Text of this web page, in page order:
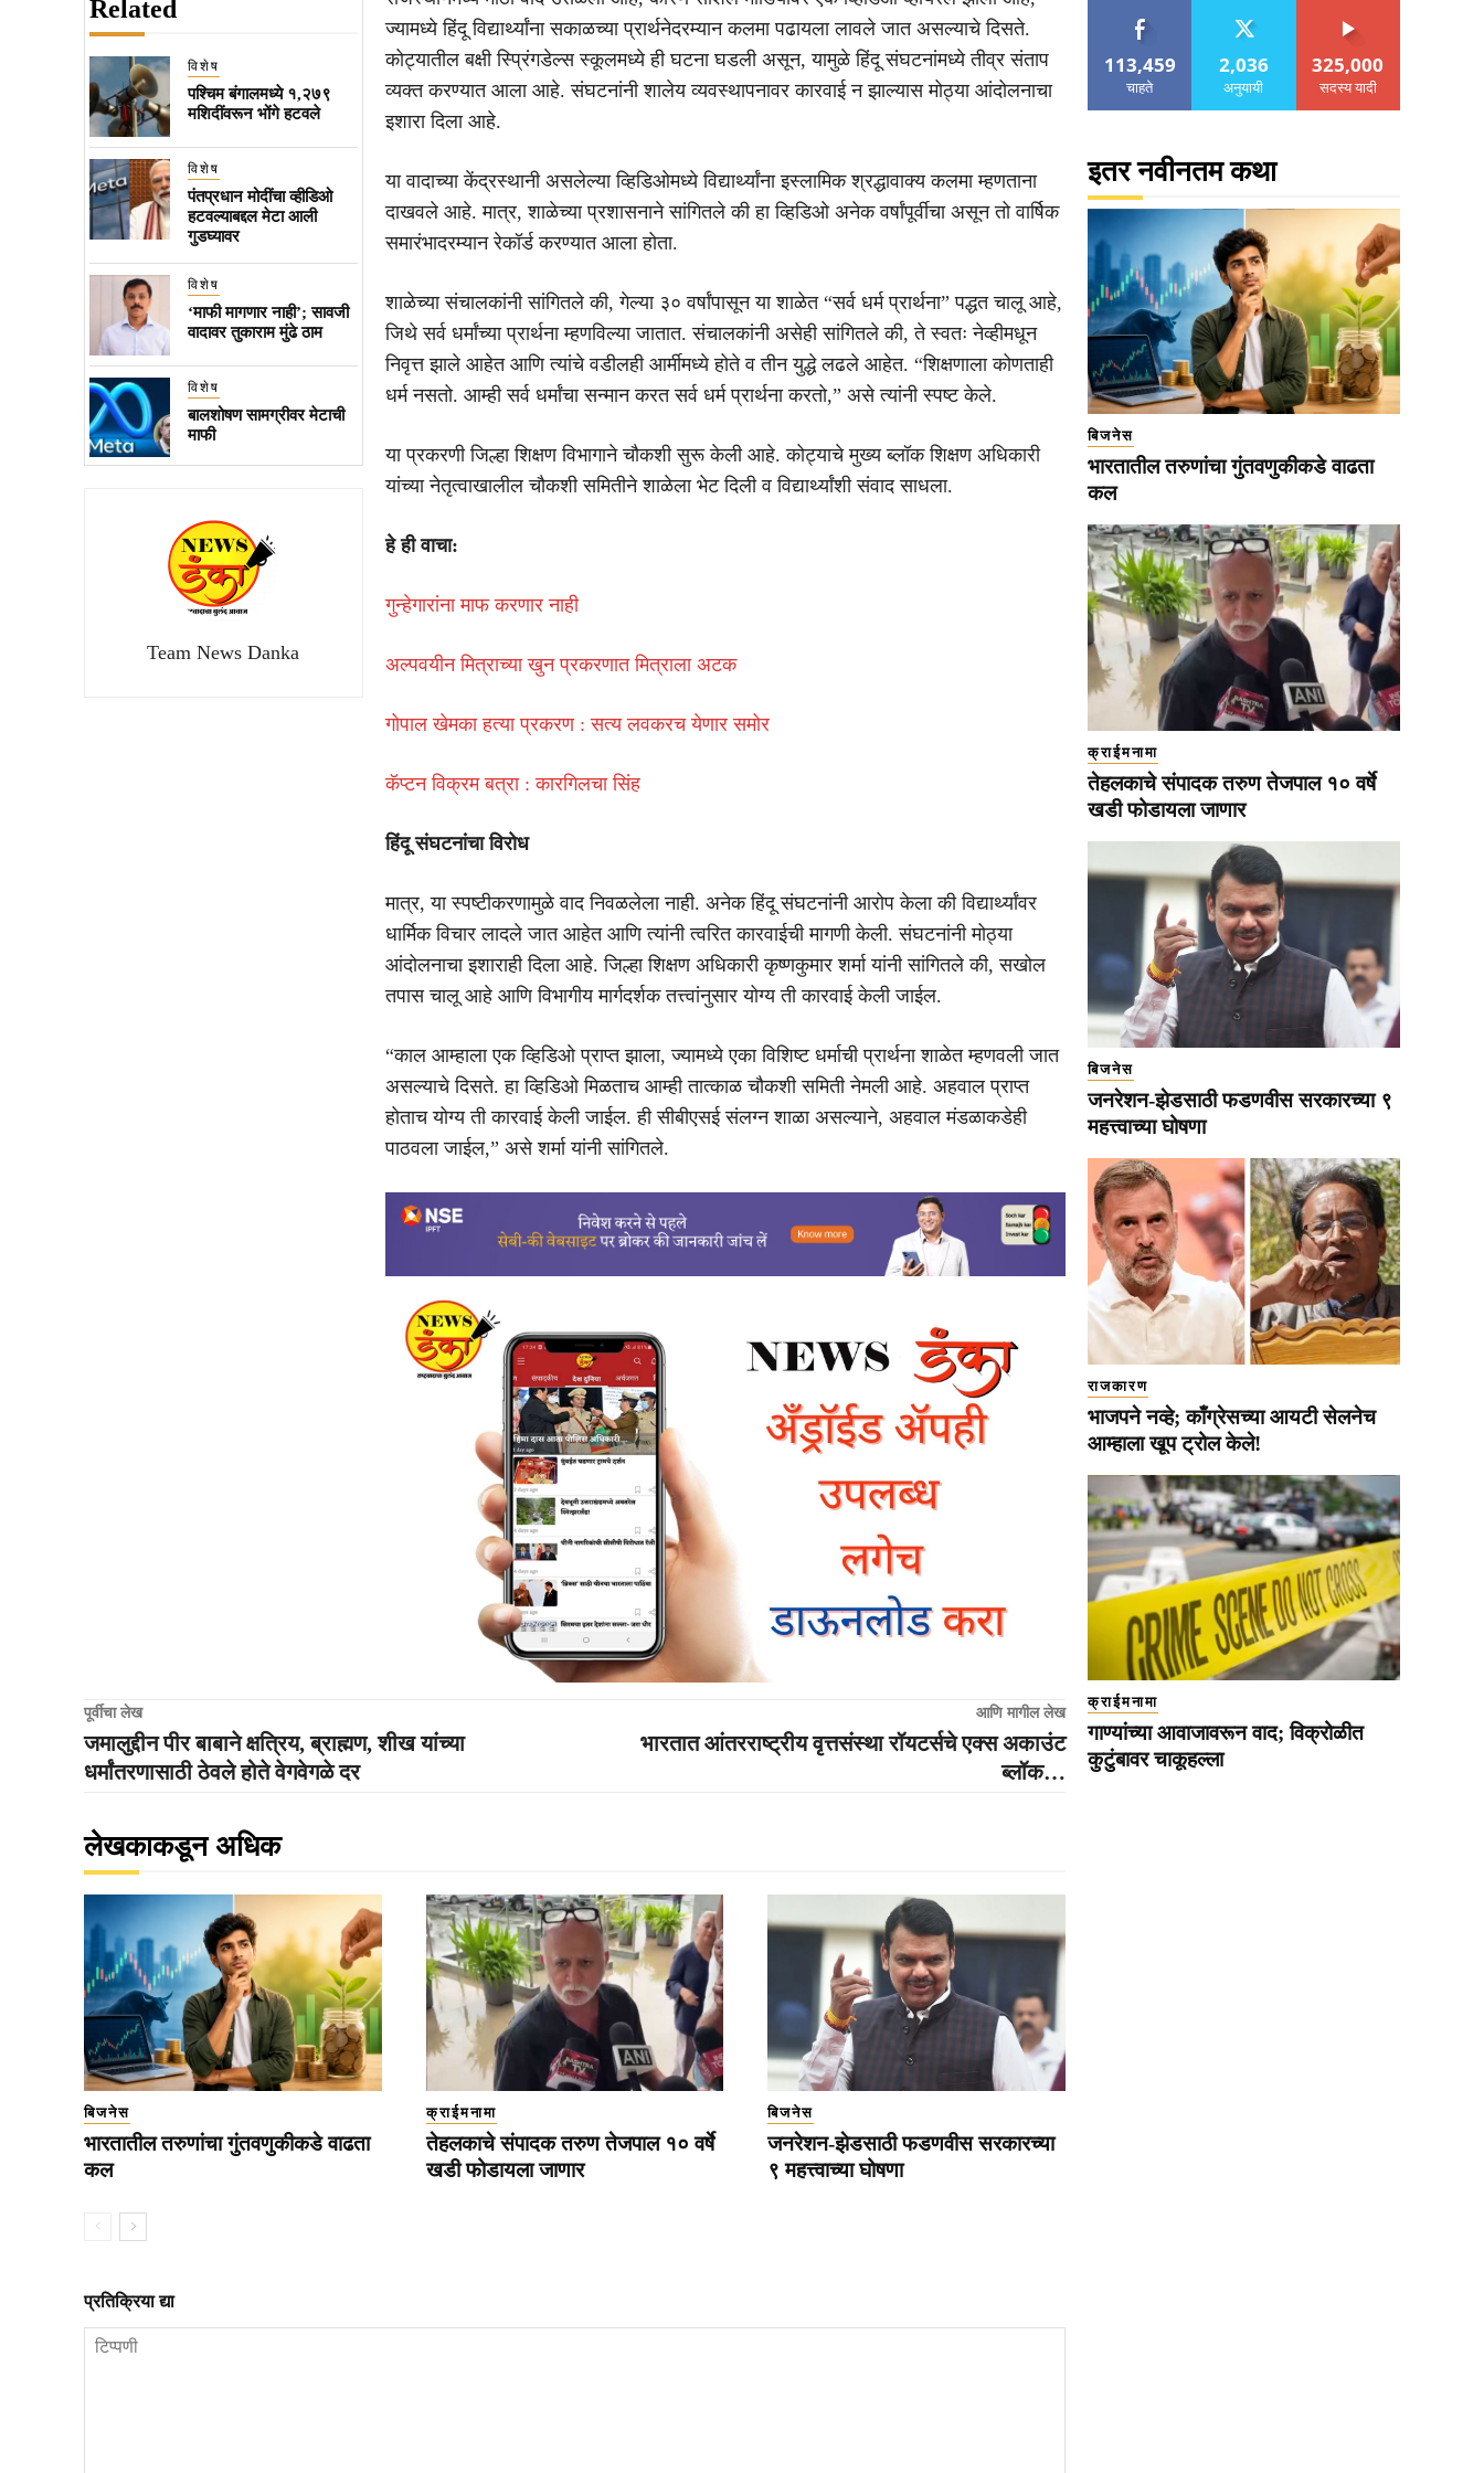
Related
विशेष
पश्चिम बंगालमध्ये १,२७९
मशिदींवरून भोंगे हटवले
विशेष
पंतप्रधान मोदींचा व्हीडिओ
हटवल्याबद्दल मेटा आली
गुडघ्यावर
विशेष
‘माफी मागणार नाही’; सावजी
वादावर तुकाराम मुंढे ठाम
विशेष
बालशोषण सामग्रीवर मेटाची
माफी
Team News Danka
ज्यामध्ये हिंदू विद्यार्थ्यांना सकाळच्या प्रार्थनेदरम्यान कलमा पढायला लावले जात असल्याचे दिसते.
कोट्यातील बक्षी स्प्रिंगडेल्स स्कूलमध्ये ही घटना घडली असून, यामुळे हिंदू संघटनांमध्ये तीव्र संताप
व्यक्त करण्यात आला आहे. संघटनांनी शालेय व्यवस्थापनावर कारवाई न झाल्यास मोठ्या आंदोलनाचा
इशारा दिला आहे.
या वादाच्या केंद्रस्थानी असलेल्या व्हिडिओमध्ये विद्यार्थ्यांना इस्लामिक श्रद्धावाक्य कलमा म्हणताना
दाखवले आहे. मात्र, शाळेच्या प्रशासनाने सांगितले की हा व्हिडिओ अनेक वर्षांपूर्वीचा असून तो वार्षिक
समारंभादरम्यान रेकॉर्ड करण्यात आला होता.
शाळेच्या संचालकांनी सांगितले की, गेल्या ३० वर्षांपासून या शाळेत “सर्व धर्म प्रार्थना” पद्धत चालू आहे,
जिथे सर्व धर्मांच्या प्रार्थना म्हणविल्या जातात. संचालकांनी असेही सांगितले की, ते स्वतः नेव्हीमधून
निवृत्त झाले आहेत आणि त्यांचे वडीलही आर्मीमध्ये होते व तीन युद्धे लढले आहेत. “शिक्षणाला कोणताही
धर्म नसतो. आम्ही सर्व धर्मांचा सन्मान करत सर्व धर्म प्रार्थना करतो,” असे त्यांनी स्पष्ट केले.
या प्रकरणी जिल्हा शिक्षण विभागाने चौकशी सुरू केली आहे. कोट्याचे मुख्य ब्लॉक शिक्षण अधिकारी
यांच्या नेतृत्वाखालील चौकशी समितीने शाळेला भेट दिली व विद्यार्थ्यांशी संवाद साधला.
हे ही वाचा:
गुन्हेगारांना माफ करणार नाही
अल्पवयीन मित्राच्या खुन प्रकरणात मित्राला अटक
गोपाल खेमका हत्या प्रकरण : सत्य लवकरच येणार समोर
कॅप्टन विक्रम बत्रा : कारगिलचा सिंह
हिंदू संघटनांचा विरोध
मात्र, या स्पष्टीकरणामुळे वाद निवळलेला नाही. अनेक हिंदू संघटनांनी आरोप केला की विद्यार्थ्यांवर
धार्मिक विचार लादले जात आहेत आणि त्यांनी त्वरित कारवाईची मागणी केली. संघटनांनी मोठ्या
आंदोलनाचा इशाराही दिला आहे. जिल्हा शिक्षण अधिकारी कृष्णकुमार शर्मा यांनी सांगितले की, सखोल
तपास चालू आहे आणि विभागीय मार्गदर्शक तत्त्वांनुसार योग्य ती कारवाई केली जाईल.
“काल आम्हाला एक व्हिडिओ प्राप्त झाला, ज्यामध्ये एका विशिष्ट धर्माची प्रार्थना शाळेत म्हणवली जात
असल्याचे दिसते. हा व्हिडिओ मिळताच आम्ही तात्काळ चौकशी समिती नेमली आहे. अहवाल प्राप्त
होताच योग्य ती कारवाई केली जाईल. ही सीबीएसई संलग्न शाळा असल्याने, अहवाल मंडळाकडेही
पाठवला जाईल,” असे शर्मा यांनी सांगितले.
पूर्वीचा लेख
जमालुद्दीन पीर बाबाने क्षत्रिय, ब्राह्मण, शीख यांच्या
धर्मांतरणासाठी ठेवले होते वेगवेगळे दर
आणि मागील लेख
भारतात आंतरराष्ट्रीय वृत्तसंस्था रॉयटर्सचे एक्स अकाउंट
ब्लॉक…
लेखकाकडून अधिक
बिजनेस
भारतातील तरुणांचा गुंतवणुकीकडे वाढता
कल
क्राईमनामा
तेहलकाचे संपादक तरुण तेजपाल १० वर्षे
खडी फोडायला जाणार
बिजनेस
जनरेशन-झेडसाठी फडणवीस सरकारच्या
९ महत्त्वाच्या घोषणा
प्रतिक्रिया द्या
113,459
चाहते
2,036
अनुयायी
325,000
सदस्य यादी
इतर नवीनतम कथा
बिजनेस
भारतातील तरुणांचा गुंतवणुकीकडे वाढता
कल
क्राईमनामा
तेहलकाचे संपादक तरुण तेजपाल १० वर्षे
खडी फोडायला जाणार
बिजनेस
जनरेशन-झेडसाठी फडणवीस सरकारच्या ९
महत्त्वाच्या घोषणा
राजकारण
भाजपने नव्हे; काँग्रेसच्या आयटी सेलनेच
आम्हाला खूप ट्रोल केले!
क्राईमनामा
गाण्यांच्या आवाजावरून वाद; विक्रोळीत
कुटुंबावर चाकूहल्ला